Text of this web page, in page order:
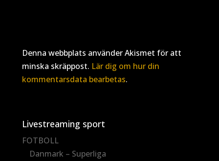
Denna webbplats använder Akismet för att
minska skräppost. Lär dig om hur din
kommentarsdata bearbetas.
Livestreaming sport
FOTBOLL
Danmark – Superliga